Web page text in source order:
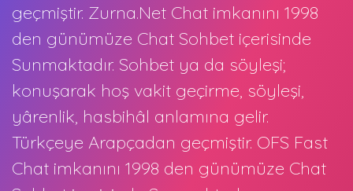
geçmiştir. Zurna.Net Chat imkanını 1998
den günümüze Chat Sohbet içerisinde
Sunmaktadır. Sohbet ya da söyleşi;
konuşarak hoş vakit geçirme, söyleşi,
yârenlik, hasbihâl anlamına gelir.
Türkçeye Arapçadan geçmiştir. OFS Fast
Chat imkanını 1998 den günümüze Chat